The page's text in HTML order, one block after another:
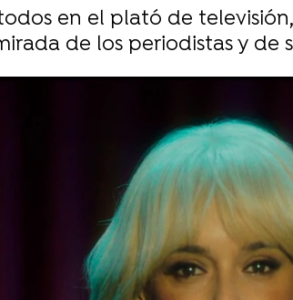
en el plató de
de los periodistas y de
Rey para ser Bárbara Rey: